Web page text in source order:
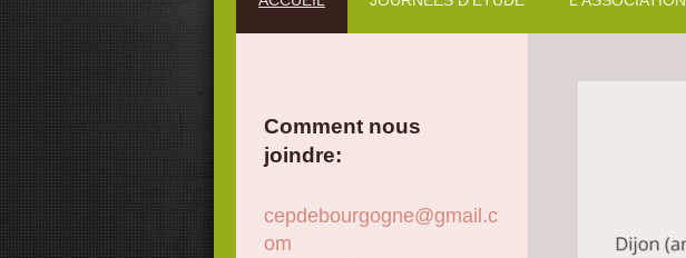
Comment nous
joindre:
cepdebourgogne@gmail.c
om